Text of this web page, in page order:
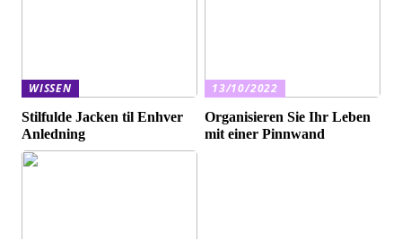
WISSEN
Stilfulde Jacken til Enhver
Anledning
13/10/2022
Organisieren Sie Ihr Leben
mit einer Pinnwand